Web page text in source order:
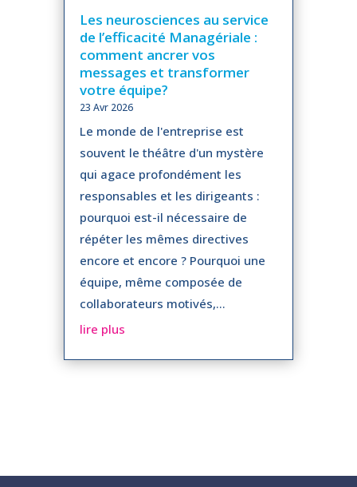
Les neurosciences au service
de l’efficacité Managériale :
comment ancrer vos
messages et transformer
votre équipe?
23 Avr 2026
Le monde de l'entreprise est
souvent le théâtre d'un mystère
qui agace profondément les
responsables et les dirigeants :
pourquoi est-il nécessaire de
répéter les mêmes directives
encore et encore ? Pourquoi une
équipe, même composée de
collaborateurs motivés,...
lire plus